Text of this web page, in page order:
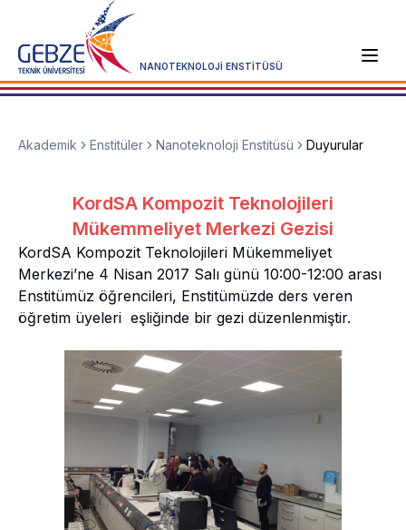
NANOTEKNOLOJİ ENSTİTÜSÜ
Akademik Enstitüler Nanoteknoloji Enstitüsü Duyurular
KordSA Kompozit Teknolojileri
Mükemmeliyet Merkezi Gezisi
KordSA Kompozit Teknolojileri Mükemmeliyet
Merkezi’ne 4 Nisan 2017 Salı günü 10:00-12:00 arası
Enstitümüz öğrencileri, Enstitümüzde ders veren
öğretim üyeleri eşliğinde bir gezi düzenlenmiştir.